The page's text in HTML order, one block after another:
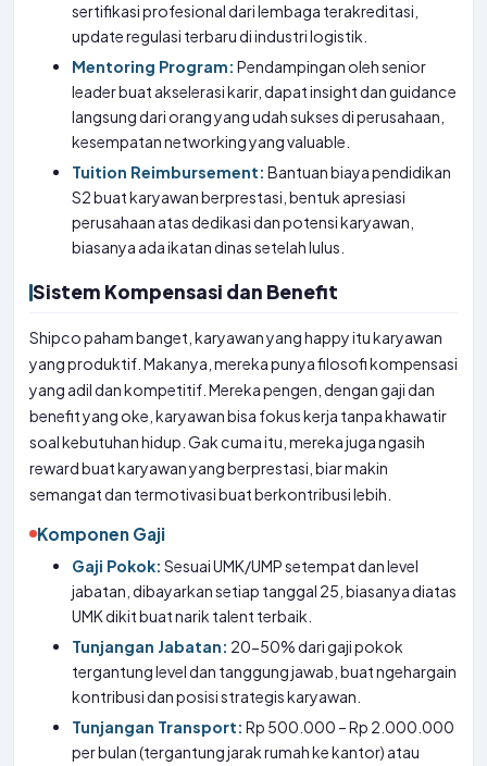
sertifikasi profesional dari lembaga terakreditasi,
update regulasi terbaru di industri logistik.
Mentoring Program: Pendampingan oleh senior
leader buat akselerasi karir, dapat insight dan guidance
langsung dari orang yang udah sukses di perusahaan,
kesempatan networking yang valuable.
Tuition Reimbursement: Bantuan biaya pendidikan
S2 buat karyawan berprestasi, bentuk apresiasi
perusahaan atas dedikasi dan potensi karyawan,
biasanya ada ikatan dinas setelah lulus.
Sistem Kompensasi dan Benefit
Shipco paham banget, karyawan yang happy itu karyawan
yang produktif. Makanya, mereka punya filosofi kompensasi
yang adil dan kompetitif. Mereka pengen, dengan gaji dan
benefit yang oke, karyawan bisa fokus kerja tanpa khawatir
soal kebutuhan hidup. Gak cuma itu, mereka juga ngasih
reward buat karyawan yang berprestasi, biar makin
semangat dan termotivasi buat berkontribusi lebih.
Komponen Gaji
Gaji Pokok: Sesuai UMK/UMP setempat dan level
jabatan, dibayarkan setiap tanggal 25, biasanya diatas
UMK dikit buat narik talent terbaik.
Tunjangan Jabatan: 20-50% dari gaji pokok
tergantung level dan tanggung jawab, buat ngehargain
kontribusi dan posisi strategis karyawan.
Tunjangan Transport: Rp 500.000 – Rp 2.000.000
per bulan (tergantung jarak rumah ke kantor) atau